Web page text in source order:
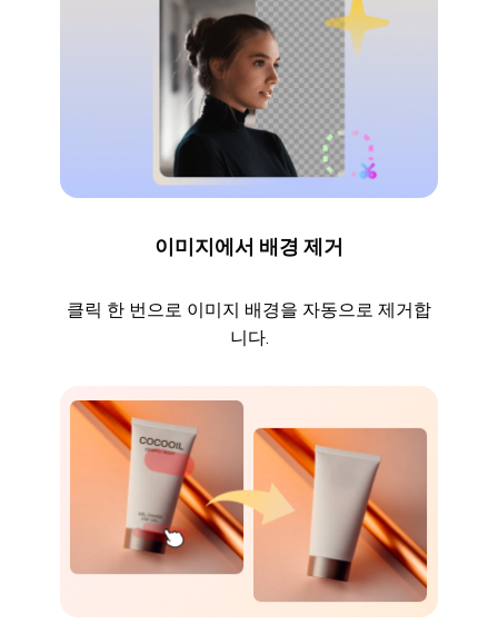
이미지에서 배경 제거
클릭 한 번으로 이미지 배경을 자동으로 제거합
니다.